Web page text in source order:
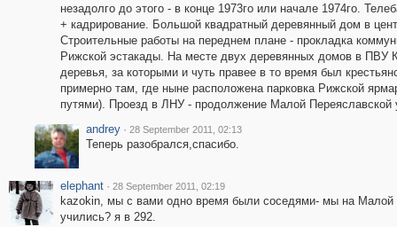
незадолго до этого - в конце 1973го или начале 1974го.
+ кадрирование. Большой квадратный деревянный дом в
Строительные работы на переднем плане - прокладка
Рижской эстакады. На месте двух деревянных домов в ПВУ
деревья, за которыми и чуть правее в то время был
примерно там, где ныне расположена парковка Рижской
путями). Проезд в ЛНУ - продолжение Малой
andrey · 28 September 2011, 02:13
Теперь разобрался,спасибо.
elephant · 28 September 2011, 02:19
kazokin, мы с вами одно время были соседями- мы на
учились? я в 292.